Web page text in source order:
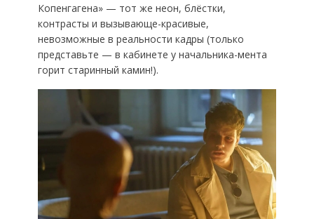
Копенгагена» — тот же неон, блёстки,
контрасты и вызывающе-красивые,
невозможные в реальности кадры (только
представьте — в кабинете у начальника-мента
горит старинный камин!).